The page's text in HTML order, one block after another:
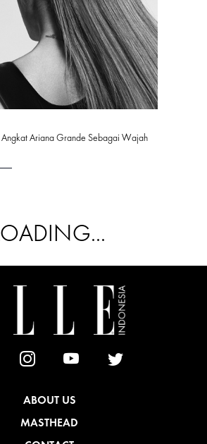
Ariana Grande Sebagai Wajah
ABOUT US
MASTHEAD